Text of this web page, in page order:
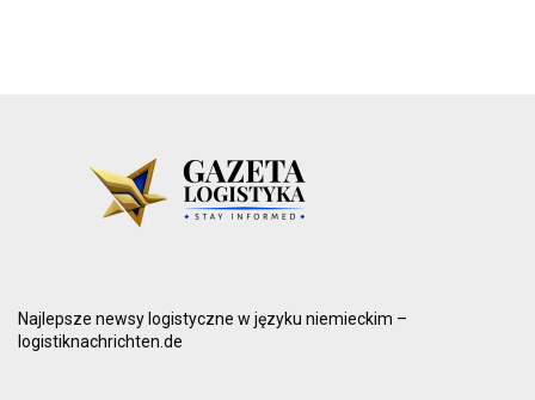
Najlepsze newsy logistyczne w języku niemieckim –
logistiknachrichten.de